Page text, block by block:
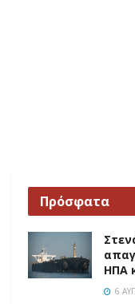
Πρόσφατα
ΗΠΑ
6